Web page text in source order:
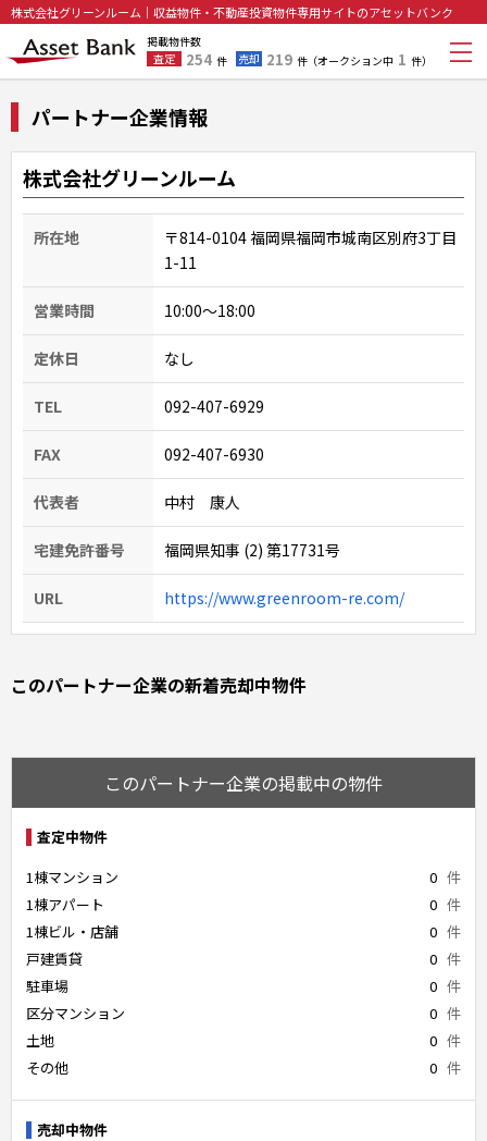
株式会社グリーンルーム｜収益物件・不動産投資物件専用サイトのアセットバンク
掲載物件数
査定
254 件 売却 219 件（オークション中 1 件）
パートナー企業情報
株式会社グリーンルーム
所在地
〒814-0104 福岡県福岡市城南区別府3丁目
1-11
営業時間 10:00〜18:00
定休日 なし
TEL 092-407-6929
FAX 092-407-6930
代表者 中村 康人
宅建免許番号 福岡県知事 (2) 第17731号
URL https://www.greenroom-re.com/
このパートナー企業の新着売却中物件
このパートナー企業の掲載中の物件
査定中物件
1棟マンション
0 件
1棟アパート
0 件
1棟ビル・店舗
0 件
戸建賃貸
0 件
駐車場
0 件
区分マンション
0 件
土地
0 件
その他
0 件
売却中物件